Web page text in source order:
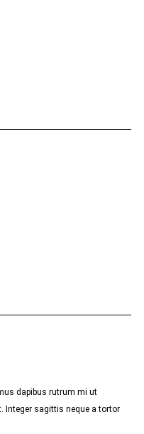
dapibus rutrum mi ut
Integer sagittis neque a tortor